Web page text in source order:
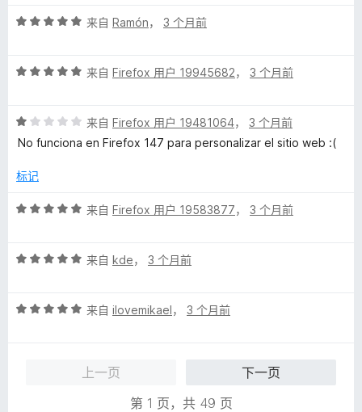
评
/
来自 Ramón， 3 个月前
评
/
5
来自 Firefox 用户 19945682， 3 个月前
评
分
/
来自 Firefox 用户 19481064， 3 个月前
No funciona en Firefox 147 para personalizar el sitio web :(
标记
评
/
来自 Firefox 用户 19583877， 3 个月前
评
/
来自 kde， 3 个月前
评
来自 ilovemikael， 3 个月前
上一页
下一页
第 1 页，共 49 页